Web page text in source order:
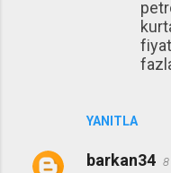
YANITLA
barkan34 8